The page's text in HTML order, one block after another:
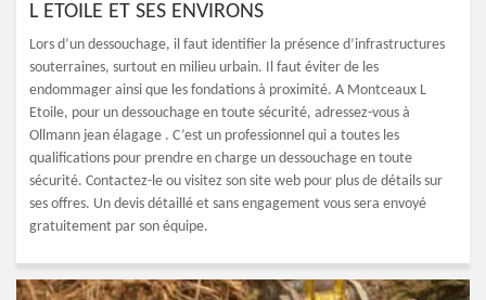
L ETOILE ET SES ENVIRONS
Lors d’un dessouchage, il faut identifier la présence d’infrastructures
souterraines, surtout en milieu urbain. Il faut éviter de les
endommager ainsi que les fondations à proximité. A Montceaux L
Etoile, pour un dessouchage en toute sécurité, adressez-vous à
Ollmann jean élagage . C’est un professionnel qui a toutes les
qualifications pour prendre en charge un dessouchage en toute
sécurité. Contactez-le ou visitez son site web pour plus de détails sur
ses offres. Un devis détaillé et sans engagement vous sera envoyé
gratuitement par son équipe.